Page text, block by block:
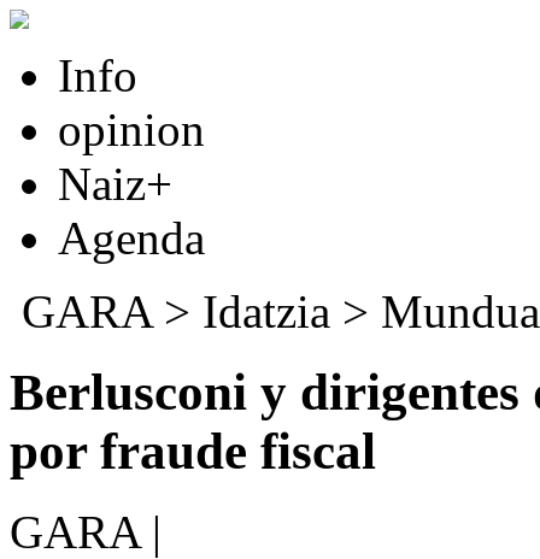
Info
opinion
Naiz+
Agenda
GARA> Idatzia > Mundua
Berlusconi y dirigentes
por fraude fiscal
GARA |